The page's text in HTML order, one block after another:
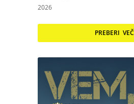
2026
PREBERI VEČ